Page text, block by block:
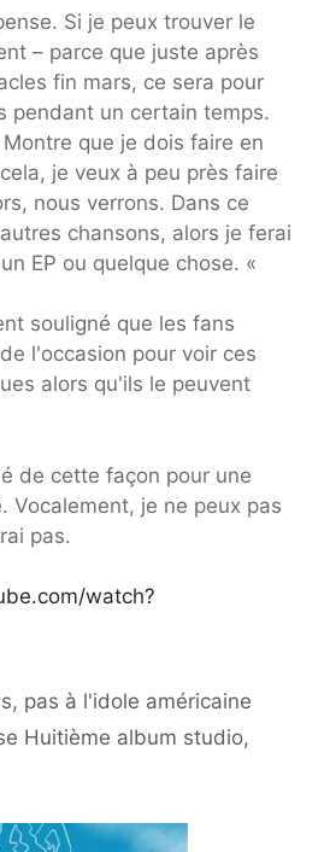
Si je peux trouver le
– parce que juste après
fin mars, ce sera pour
pendant un certain temps.
Montre que je dois faire en
je veux à peu près faire
nous verrons. Dans ce
chansons, alors je ferai
EP ou quelque chose. «
souligné que les fans
l'occasion pour voir ces
alors qu'ils le peuvent
de cette façon pour une
Vocalement, je ne peux pas
pas.
watch?
pas à l'idole américaine
Huitième album studio,